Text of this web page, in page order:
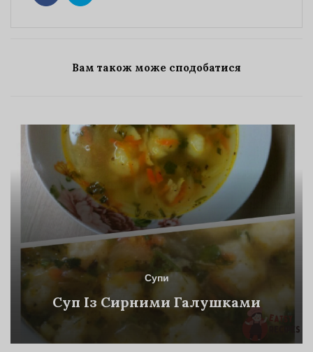
Вам також може сподобатися
Супи
Суп Із Сирними Галушками